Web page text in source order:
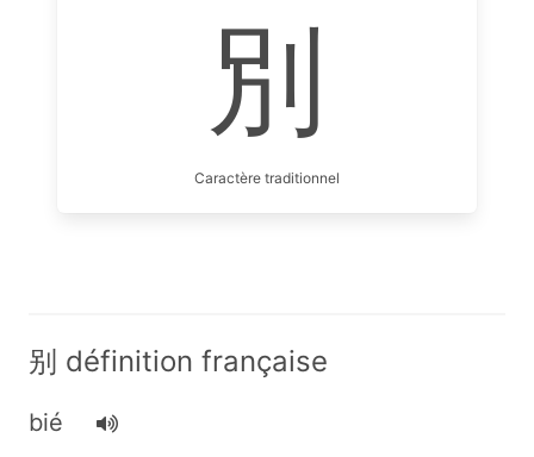
別
Caractère traditionnel
别 définition française
bié